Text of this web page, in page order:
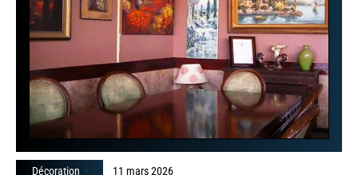
Décoration 11 mars 2026